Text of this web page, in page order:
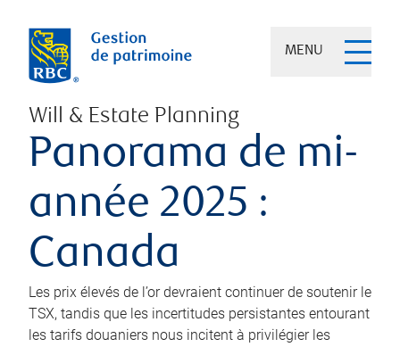
MENU
Will & Estate Planning
Panorama de mi-
année 2025 :
Canada
Les prix élevés de l’or devraient continuer de soutenir le
TSX, tandis que les incertitudes persistantes entourant
les tarifs douaniers nous incitent à privilégier les